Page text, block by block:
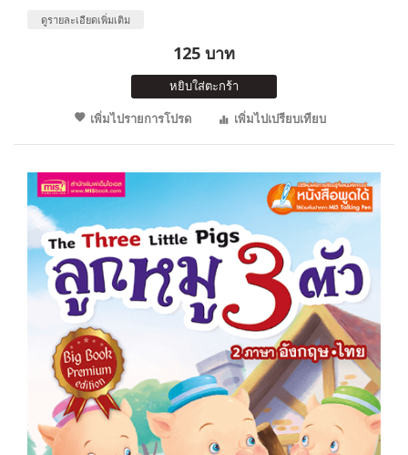
ดูรายละเอียดเพิ่มเติม
125 บาท
หยิบใส่ตะกร้า
เพิ่มไปรายการโปรด
เพิ่มไปเปรียบเทียบ